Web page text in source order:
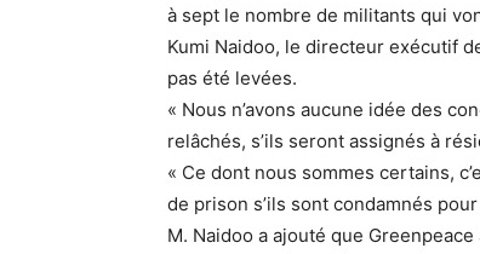
à sept le nombre de militants qui
Kumi Naidoo, le directeur exécutif
pas été levées.
« Nous n’avons aucune idée des
relâchés, s’ils seront assignés à
« Ce dont nous sommes certains,
de prison s’ils sont condamnés
M. Naidoo a ajouté que